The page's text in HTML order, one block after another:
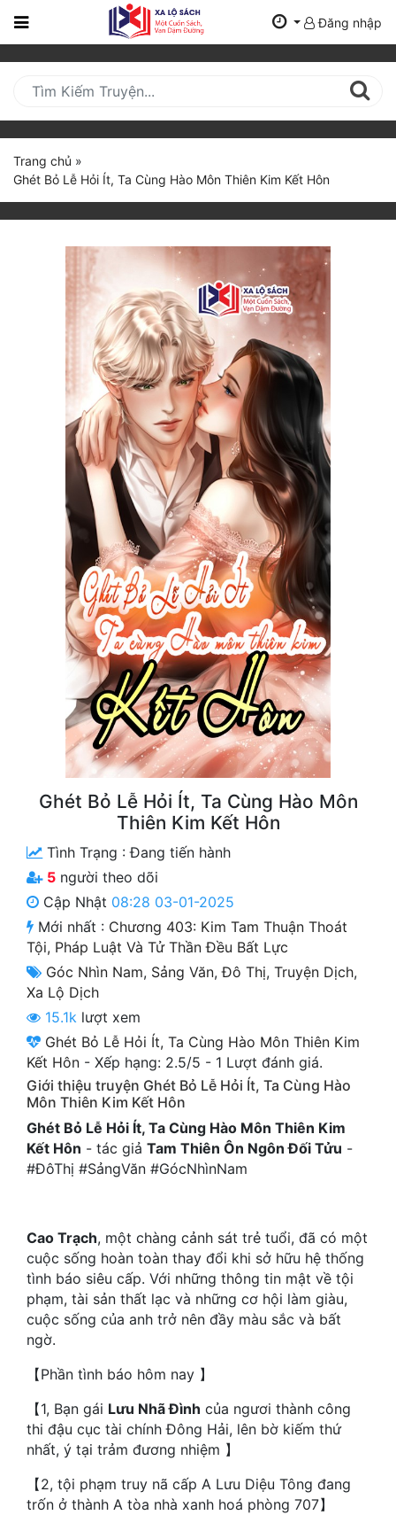
Trang
Mới
Cập
Nhật
(current)
Truyện Mới Ra
Hoàn Thành
Truyện Convert
Truyện Dịch
Truyện Nhập Môn
Truyện ngắn
Dã Sử
Dị Giới
Dị Năng
Gia Đấu
Góc Nhìn Nam
Góc Nhìn Nữ
Huyền Huyễn
Huyền Nghi
Huyền Ảo
Hệ Thống
Học Đường
Khoa Huyễn
Khoa Huyễn Không Gian
Kinh Dị
Kiếm Hiệp
Kỳ Huyễn
Đăng nhập
Trang chủ »
Ghét Bỏ Lễ Hỏi Ít, Ta Cùng Hào Môn Thiên Kim Kết Hôn
Ghét Bỏ Lễ Hỏi Ít, Ta Cùng Hào Môn
Thiên Kim Kết Hôn
Tình Trạng :Đang tiến hành
5 người theo dõi
Cập Nhật 08:28 03-01-2025
Mới nhất : Chương 403: Kim Tam Thuận Thoát
Tội, Pháp Luật Và Tử Thần Đều Bất Lực
Góc Nhìn Nam, Sảng Văn,Đô Thị, Truyện Dịch,
Xa Lộ Dịch
15.1k lượt xem
Ghét Bỏ Lễ Hỏi Ít, Ta Cùng Hào Môn Thiên Kim
Kết Hôn - Xếp hạng: 2.5/5 - 1 Lượt đánh giá.
Giới thiệu truyện Ghét Bỏ Lễ Hỏi Ít, Ta Cùng Hào
Môn Thiên Kim Kết Hôn
Ghét Bỏ Lễ Hỏi Ít, Ta Cùng Hào Môn Thiên Kim
Kết Hôn - tác giả Tam Thiên Ôn Ngôn Đối Tửu -
#ĐôThị #SảngVăn #GócNhìnNam
Cao Trạch, một chàng cảnh sát trẻ tuổi, đã có một
cuộc sống hoàn toàn thay đổi khi sở hữu hệ thống
tình báo siêu cấp. Với những thông tin mật về tội
phạm, tài sản thất lạc và những cơ hội làm giàu,
cuộc sống của anh trở nên đầy màu sắc và bất
ngờ.
【Phần tình báo hôm nay 】
【1, Bạn gái Lưu Nhã Đình của ngươi thành công
thi đậu cục tài chính Đông Hải, lên bờ kiếm thứ
nhất, ý tại trảm đương nhiệm 】
【2, tội phạm truy nã cấp A Lưu Diệu Tông đang
trốn ở thành A tòa nhà xanh hoá phòng 707】